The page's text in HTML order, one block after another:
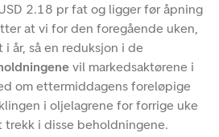
2.18 pr fat og ligger før åpning
at vi for den foregående uken,
år, så en reduksjon i de
vil markedsaktørene i
om ettermiddagens foreløpige
i oljelagrene for forrige uke
i disse beholdningene.